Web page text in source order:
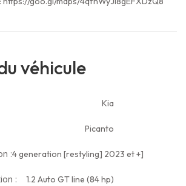
véhicule
Kia
Picanto
:4 generation [restyling] 2023 et +]
: 1.2 Auto GT line (84 hp)